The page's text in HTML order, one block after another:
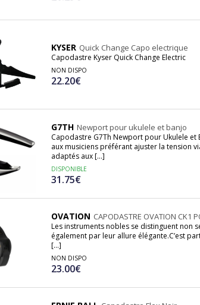
KYSER Quick Change Capo electrique
Capodastre Kyser Quick Change Electric
NON DISPO
22.20€
G7TH Newport pour ukulele et banjo
Capodastre G7Th Newport pour Ukulele
aux musiciens préférant ajuster la tension
adaptés aux [...]
DISPONIBLE
31.75€
OVATION CAPODASTRE OVATION CK1
Les instruments nobles se distinguent non
également par leur allure élégante.C’est
[...]
NON DISPO
23.00€